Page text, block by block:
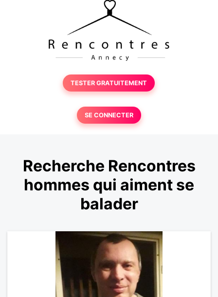
TESTER GRATUITEMENT
SE CONNECTER
Recherche Rencontres
hommes qui aiment se
balader